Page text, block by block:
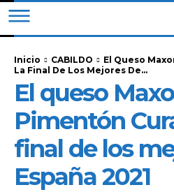
Inicio CABILDO
El Queso
La Final De Los Mejores De...
El queso
Pimentón
final de los
España 2021